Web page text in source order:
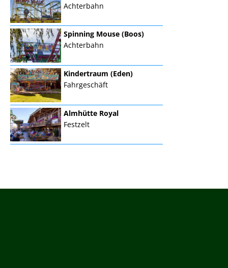
Achterbahn
Spinning Mouse (Boos)
Achterbahn
Kindertraum (Eden)
Fahrgeschäft
Almhütte Royal
Festzelt